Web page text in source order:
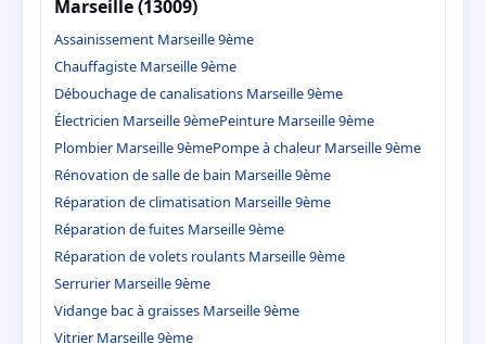
Marseille (13009)
Assainissement Marseille 9ème
Chauffagiste Marseille 9ème
Débouchage de canalisations Marseille 9ème
Électricien Marseille 9èmePeinture Marseille 9ème
Plombier Marseille 9èmePompe à chaleur Marseille 9ème
Rénovation de salle de bain Marseille 9ème
Réparation de climatisation Marseille 9ème
Réparation de fuites Marseille 9ème
Réparation de volets roulants Marseille 9ème
Serrurier Marseille 9ème
Vidange bac à graisses Marseille 9ème
Vitrier Marseille 9ème